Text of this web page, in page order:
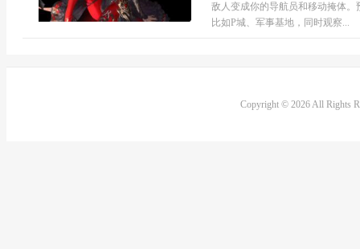
敌人变成你的导航员和移动掩体
比如P城、军事基地，同时观察...
Copyright © 2026 All Rights